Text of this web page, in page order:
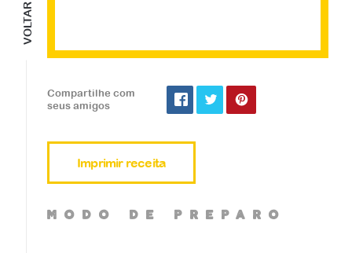
Bomboloni
Você pode rechear o bomboloni com Nu
tella ou com doce de leite, basta fazer u
aco de confeiteiro. ...
Veja a receita
VOLTAR
Compartilhe com
seus amigos
Imprimir receita
mOdO de preparO